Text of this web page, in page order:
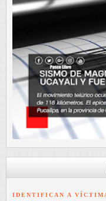
IDENTIFICAN A